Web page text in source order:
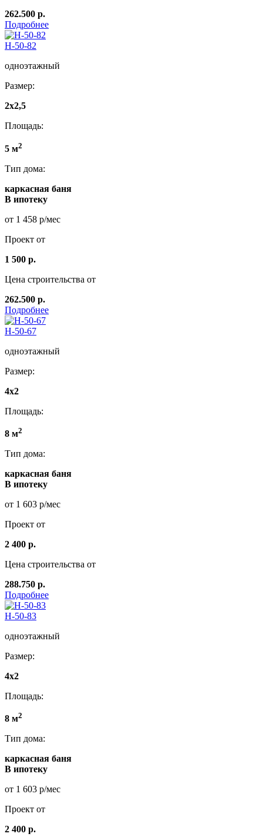
262.500 р.
Подробнее
Н-50-82
одноэтажный
Размер:
2x2,5
Площадь:
5 м2
Тип дома:
каркасная баня
В ипотеку
от 1 458 р/мес
Проект от
1 500 р.
Цена строительства от
262.500 р.
Подробнее
Н-50-67
одноэтажный
Размер:
4x2
Площадь:
8 м2
Тип дома:
каркасная баня
В ипотеку
от 1 603 р/мес
Проект от
2 400 р.
Цена строительства от
288.750 р.
Подробнее
Н-50-83
одноэтажный
Размер:
4x2
Площадь:
8 м2
Тип дома:
каркасная баня
В ипотеку
от 1 603 р/мес
Проект от
2 400 р.